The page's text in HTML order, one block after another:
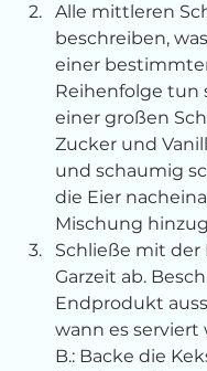
Alle mittleren
beschreiben,
einer
Reihenfolge tun
einer großen
Zucker und
und schaumig
die Eier
Mischung
Schließe mit der
Garzeit ab.
Endprodukt
wann es serviert
B.: Backe die